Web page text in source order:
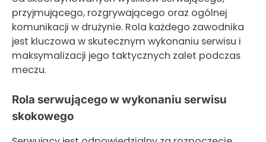
przyjmującego, rozgrywającego oraz ogólnej
komunikacji w drużynie. Rola każdego zawodnika
jest kluczowa w skutecznym wykonaniu serwisu i
maksymalizacji jego taktycznych zalet podczas
meczu.
Rola serwującego w wykonaniu serwisu
skokowego